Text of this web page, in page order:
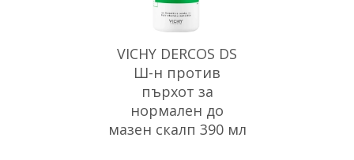
VICHY DERCOS DS
Ш-н против
пърхот за
нормален до
мазен скалп 390 мл